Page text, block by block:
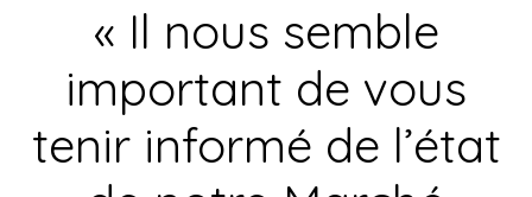
fréquentes et les solutions concrètes pour
optimiser votre vente avec l’expertise de PASSAGE
LONJON IMMOBILIER.
« Il nous semble
important de vous
tenir informé de l’état